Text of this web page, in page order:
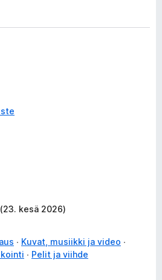
kesä 2026)
Kuvat, musiikki ja video
Pelit ja viihde